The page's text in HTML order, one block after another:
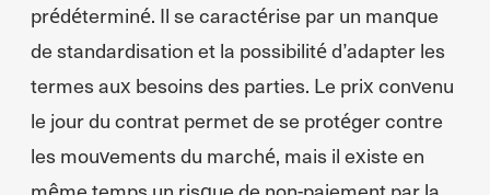
prédéterminé. Il se caractérise par un manque
de standardisation et la possibilité d’adapter les
termes aux besoins des parties. Le prix convenu
le jour du contrat permet de se protéger contre
les mouvements du marché, mais il existe en